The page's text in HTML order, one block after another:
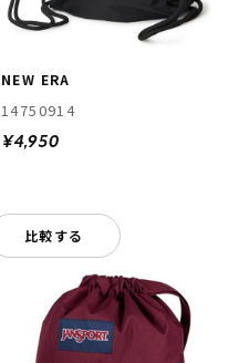
NEW ERA
14750914
¥4,950
比較する